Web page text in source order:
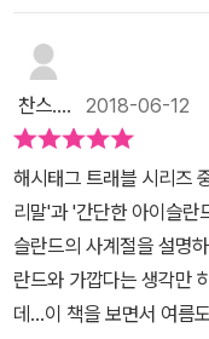
비용과 시간, 교통편 등
드의 수도 레이캬비크의
은 위도에 위치해 있다.
나고, 반대로 겨울에는 하
이슬란드에서는 특정 지
측할 수 있다. 오로라는
울 날씨는 한국의 겨울 날
는 것이 좋다. 아이슬란드
죠. 여행자들의 상처를
안겨줄 아이슬란드입니
드>에서는 새로운 트렌
이슬란드 구석구석까지
와 근교, 아이슬란드 서부
소 만나기 힘든 그린란드
극야를 알고 계획하게끔
다. 인기 있는 아이슬란
등 다양한 루트를 소개합
와 다르게 점이 아닌 선을
찬스.... 2018-06-12
해시태그 트래블 시리즈
리말'과 '간단한 아이슬란
슬란드의 사계절을 설명
란드와 가깝다는 생각만
데...이 책을 보면서 여름